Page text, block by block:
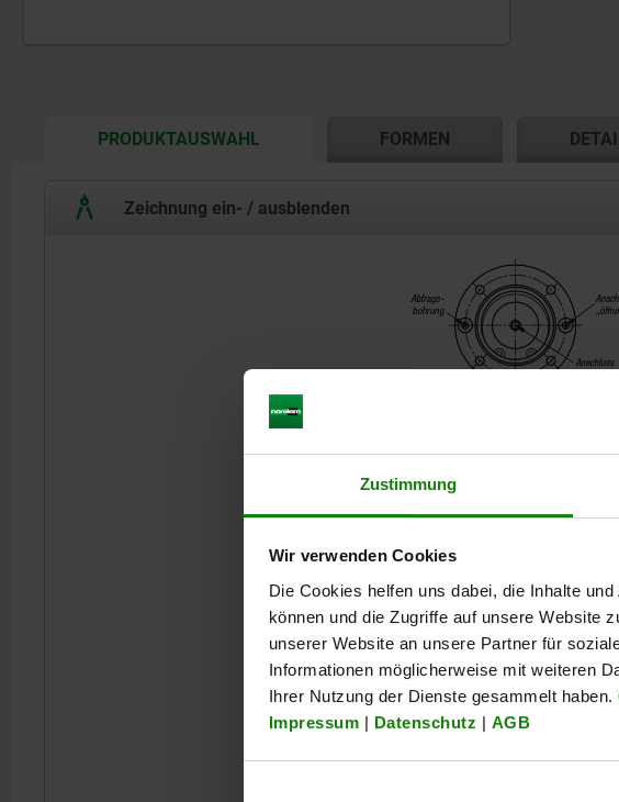
Zustimmung
Wir verwenden Cookies
Die Cookies helfen uns dabei, die Inhalte
können und die Zugriffe auf unsere Website
unserer Website an unsere Partner für
Informationen möglicherweise mit weiteren
Ihrer Nutzung der Dienste gesammelt haben.
Impressum | Datenschutz | AGB
PRODUKTAUSWAHL FORMEN
Zeichnung ein- / ausblenden